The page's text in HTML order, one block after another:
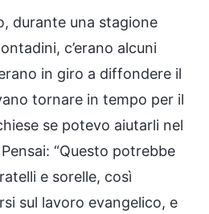
durante una stagione
c’erano alcuni
in giro a diffondere il
tornare in tempo per il
se potevo aiutarli nel
“Questo potrebbe
e sorelle, così
sul lavoro evangelico, e